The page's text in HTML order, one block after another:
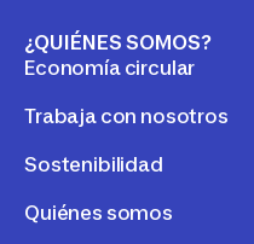
¿QUIÉNES SOMOS?
Economía circular
Trabaja con nosotros
Sostenibilidad
Quiénes somos